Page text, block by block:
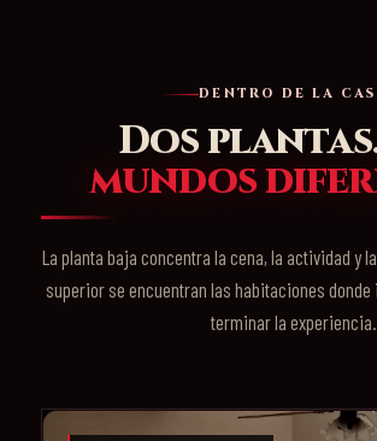
DENTRO DE LA
Dos
mundos
La planta baja concentra la cena, la actividad y
superior se encuentran las habitaciones
terminar la experiencia.